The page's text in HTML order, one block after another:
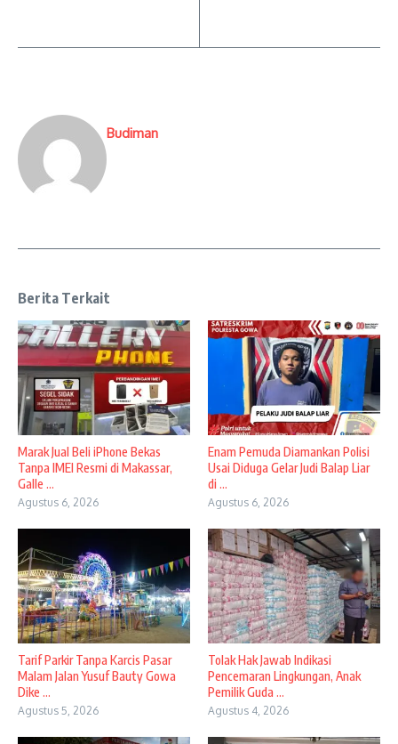
Budiman
Berita Terkait
​Marak Jual Beli iPhone Bekas
Tanpa IMEI Resmi di Makassar,
Galle ...
Agustus 6, 2026
Enam Pemuda Diamankan Polisi
Usai Diduga Gelar Judi Balap Liar
di ...
Agustus 6, 2026
Tarif Parkir Tanpa Karcis Pasar
Malam Jalan Yusuf Bauty Gowa
Dike ...
Agustus 5, 2026
Tolak Hak Jawab Indikasi
Pencemaran Lingkungan, Anak
Pemilik Guda ...
Agustus 4, 2026